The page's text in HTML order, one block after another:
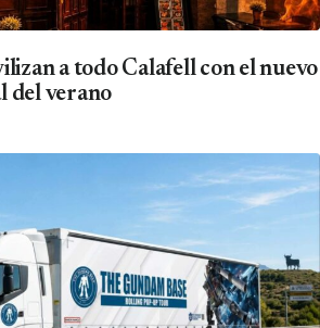
a todo Calafell con el nuevo
del verano